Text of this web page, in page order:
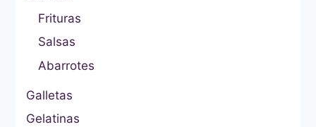
Frituras
Salsas
Abarrotes
Galletas
Gelatinas